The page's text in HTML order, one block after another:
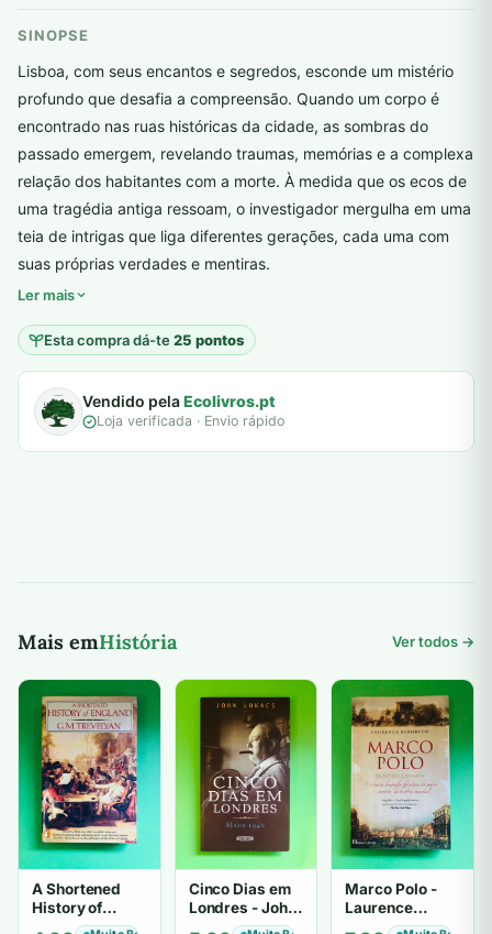
era:
8,00 €.
é:
5,00 €.
SINOPSE
Lisboa, com seus encantos e segredos, esconde um mistério
profundo que desafia a compreensão. Quando um corpo é
encontrado nas ruas históricas da cidade, as sombras do
passado emergem, revelando traumas, memórias e a complexa
relação dos habitantes com a morte. À medida que os ecos de
uma tragédia antiga ressoam, o investigador mergulha em uma
teia de intrigas que liga diferentes gerações, cada uma com
suas próprias verdades e mentiras.
Ler mais
Esta compra dá-te25 pontos
Vendido pelaEcolivros.pt
Loja verificada · Envio rápido
Mais emHistória Ver todos →
A Shortened
History of
England - G. M.
Cinco Dias em
Londres - John
Lukacs
Marco Polo -
Laurence
Bergreen